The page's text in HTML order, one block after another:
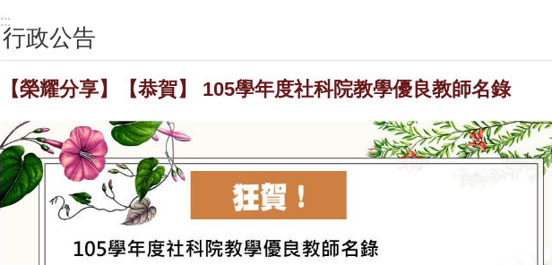
:::
行政公告
【榮耀分享】【恭賀】 105學年度社科院教學優良教師名錄